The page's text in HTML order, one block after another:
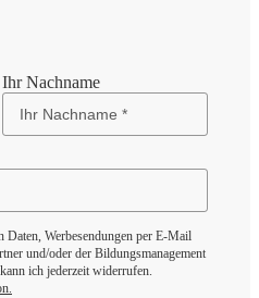
Ihr Nachname
Daten, Werbesendungen per E-Mail
und/oder der Bildungsmanagement
ich jederzeit widerrufen.